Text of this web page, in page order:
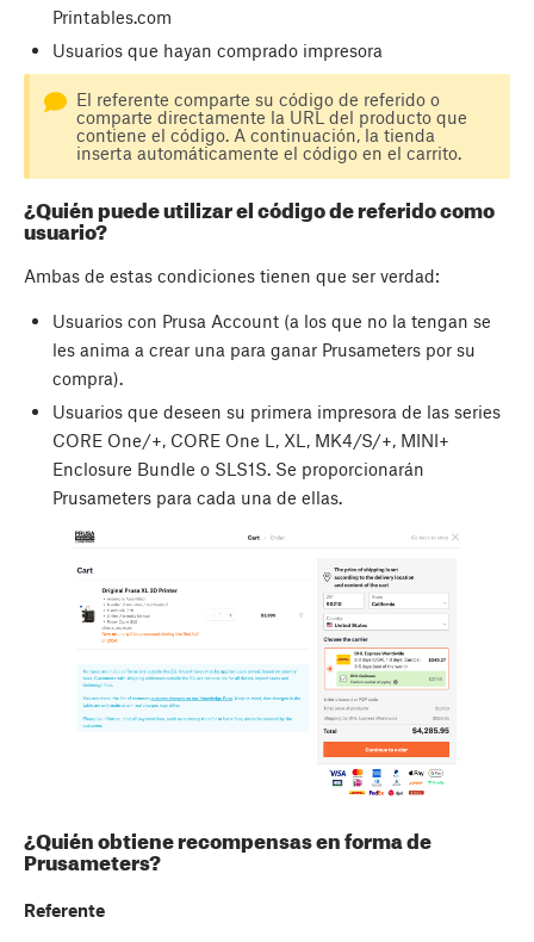
Printables.com
Usuarios que hayan comprado impresora
El referente comparte su código de referido o
comparte directamente la URL del producto que
contiene el código. A continuación, la tienda
inserta automáticamente el código en el carrito.
¿Quién puede utilizar el código de referido como
usuario?
Ambas de estas condiciones tienen que ser verdad:
Usuarios con Prusa Account (a los que no la tengan se
les anima a crear una para ganar Prusameters por su
compra).
Usuarios que deseen su primera impresora de las series
CORE One/+, CORE One L, XL, MK4/S/+, MINI+
Enclosure Bundle o SLS1S. Se proporcionarán
Prusameters para cada una de ellas.
¿Quién obtiene recompensas en forma de
Prusameters?
Referente